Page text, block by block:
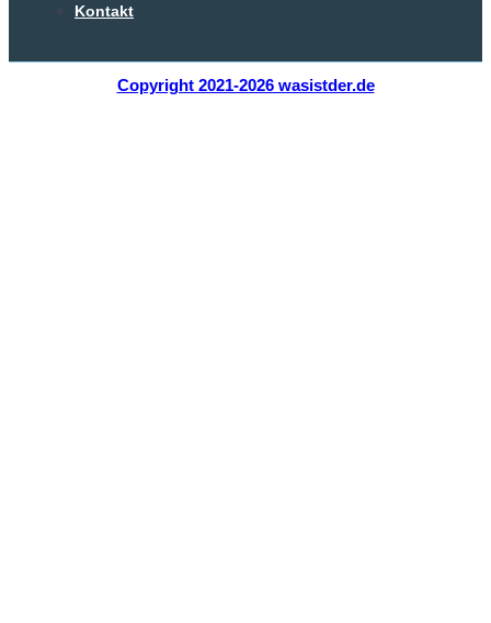
Kontakt
Copyright 2021-2026 wasistder.de